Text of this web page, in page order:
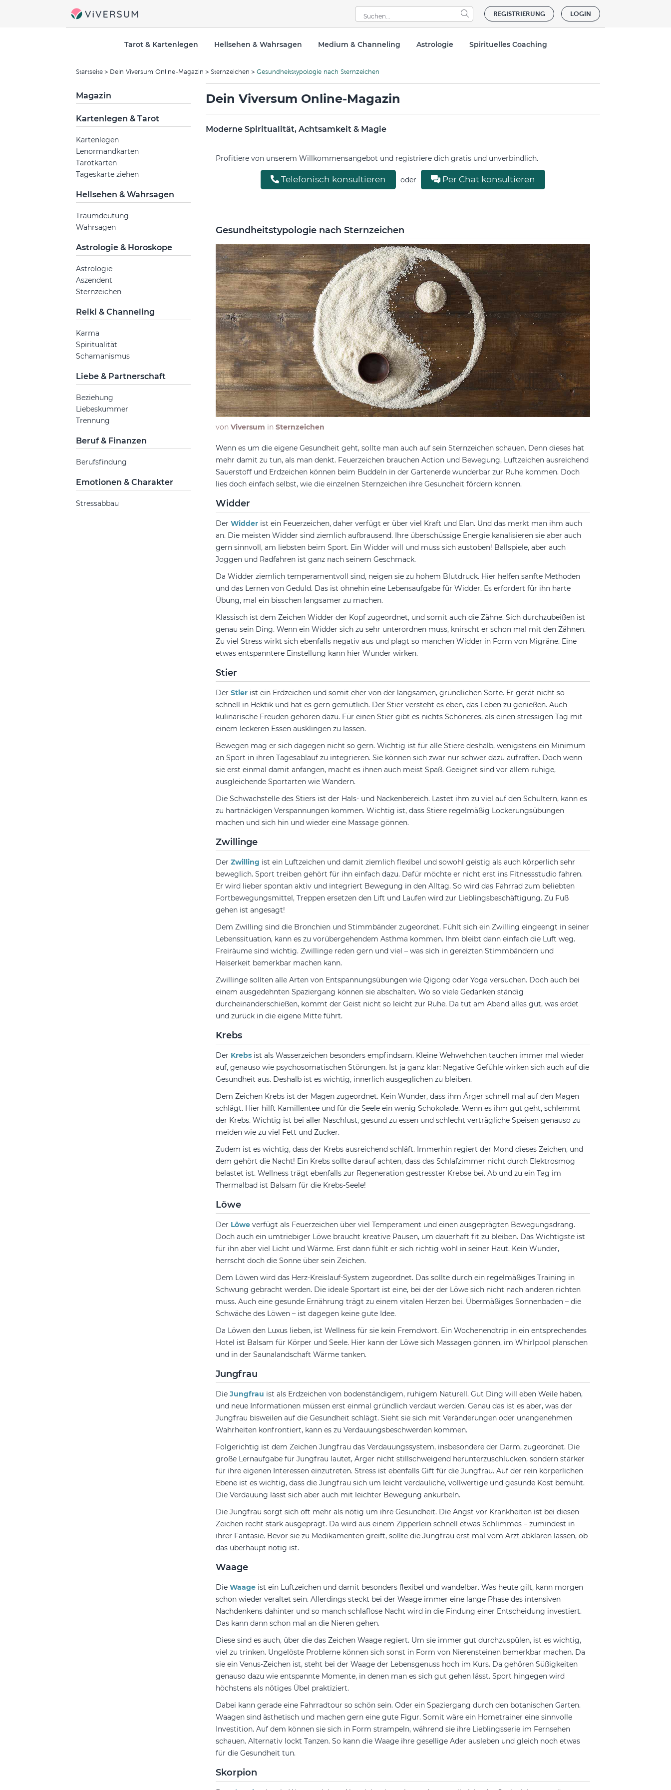
REGISTRIERUNG LOGIN
Tarot & Kartenlegen Hellsehen & Wahrsagen Medium & Channeling Astrologie Spirituelles Coaching
Startseite Dein Viversum Online-Magazin Sternzeichen Gesundheitstypologie nach Sternzeichen
Magazin
Kartenlegen & Tarot
Kartenlegen
Lenormandkarten
Tarotkarten
Tageskarte ziehen
Hellsehen & Wahrsagen
Traumdeutung
Wahrsagen
Astrologie & Horoskope
Astrologie
Aszendent
Sternzeichen
Reiki & Channeling
Karma
Spiritualität
Schamanismus
Liebe & Partnerschaft
Beziehung
Liebeskummer
Trennung
Beruf & Finanzen
Berufsfindung
Emotionen & Charakter
Stressabbau
Dein Viversum Online-Magazin
Moderne Spiritualität, Achtsamkeit & Magie
Profitiere von unserem Willkommensangebot und registriere dich gratis und unverbindlich.
Telefonisch konsultieren oder Per Chat konsultieren
Gesundheitstypologie nach Sternzeichen
von Viversum in Sternzeichen
Wenn es um die eigene Gesundheit geht, sollte man auch auf sein Sternzeichen schauen. Denn dieses hat
mehr damit zu tun, als man denkt. Feuerzeichen brauchen Action und Bewegung, Luftzeichen ausreichend
Sauerstoff und Erdzeichen können beim Buddeln in der Gartenerde wunderbar zur Ruhe kommen. Doch
lies doch einfach selbst, wie die einzelnen Sternzeichen ihre Gesundheit fördern können.
Widder
Der Widder ist ein Feuerzeichen, daher verfügt er über viel Kraft und Elan. Und das merkt man ihm auch
an. Die meisten Widder sind ziemlich aufbrausend. Ihre überschüssige Energie kanalisieren sie aber auch
gern sinnvoll, am liebsten beim Sport. Ein Widder will und muss sich austoben! Ballspiele, aber auch
Joggen und Radfahren ist ganz nach seinem Geschmack.
Da Widder ziemlich temperamentvoll sind, neigen sie zu hohem Blutdruck. Hier helfen sanfte Methoden
und das Lernen von Geduld. Das ist ohnehin eine Lebensaufgabe für Widder. Es erfordert für ihn harte
Übung, mal ein bisschen langsamer zu machen.
Klassisch ist dem Zeichen Widder der Kopf zugeordnet, und somit auch die Zähne. Sich durchzubeißen ist
genau sein Ding. Wenn ein Widder sich zu sehr unterordnen muss, knirscht er schon mal mit den Zähnen.
Zu viel Stress wirkt sich ebenfalls negativ aus und plagt so manchen Widder in Form von Migräne. Eine
etwas entspanntere Einstellung kann hier Wunder wirken.
Stier
Der Stier ist ein Erdzeichen und somit eher von der langsamen, gründlichen Sorte. Er gerät nicht so
schnell in Hektik und hat es gern gemütlich. Der Stier versteht es eben, das Leben zu genießen. Auch
kulinarische Freuden gehören dazu. Für einen Stier gibt es nichts Schöneres, als einen stressigen Tag mit
einem leckeren Essen ausklingen zu lassen.
Bewegen mag er sich dagegen nicht so gern. Wichtig ist für alle Stiere deshalb, wenigstens ein Minimum
an Sport in ihren Tagesablauf zu integrieren. Sie können sich zwar nur schwer dazu aufraffen. Doch wenn
sie erst einmal damit anfangen, macht es ihnen auch meist Spaß. Geeignet sind vor allem ruhige,
ausgleichende Sportarten wie Wandern.
Die Schwachstelle des Stiers ist der Hals- und Nackenbereich. Lastet ihm zu viel auf den Schultern, kann es
zu hartnäckigen Verspannungen kommen. Wichtig ist, dass Stiere regelmäßig Lockerungsübungen
machen und sich hin und wieder eine Massage gönnen.
Zwillinge
Der Zwilling ist ein Luftzeichen und damit ziemlich flexibel und sowohl geistig als auch körperlich sehr
beweglich. Sport treiben gehört für ihn einfach dazu. Dafür möchte er nicht erst ins Fitnessstudio fahren.
Er wird lieber spontan aktiv und integriert Bewegung in den Alltag. So wird das Fahrrad zum beliebten
Fortbewegungsmittel, Treppen ersetzen den Lift und Laufen wird zur Lieblingsbeschäftigung. Zu Fuß
gehen ist angesagt!
Dem Zwilling sind die Bronchien und Stimmbänder zugeordnet. Fühlt sich ein Zwilling eingeengt in seiner
Lebenssituation, kann es zu vorübergehendem Asthma kommen. Ihm bleibt dann einfach die Luft weg.
Freiräume sind wichtig. Zwillinge reden gern und viel – was sich in gereizten Stimmbändern und
Heiserkeit bemerkbar machen kann.
Zwillinge sollten alle Arten von Entspannungsübungen wie Qigong oder Yoga versuchen. Doch auch bei
einem ausgedehnten Spaziergang können sie abschalten. Wo so viele Gedanken ständig
durcheinanderschießen, kommt der Geist nicht so leicht zur Ruhe. Da tut am Abend alles gut, was erdet
und zurück in die eigene Mitte führt.
Krebs
Der Krebs ist als Wasserzeichen besonders empfindsam. Kleine Wehwehchen tauchen immer mal wieder
auf, genauso wie psychosomatischen Störungen. Ist ja ganz klar: Negative Gefühle wirken sich auch auf die
Gesundheit aus. Deshalb ist es wichtig, innerlich ausgeglichen zu bleiben.
Dem Zeichen Krebs ist der Magen zugeordnet. Kein Wunder, dass ihm Ärger schnell mal auf den Magen
schlägt. Hier hilft Kamillentee und für die Seele ein wenig Schokolade. Wenn es ihm gut geht, schlemmt
der Krebs. Wichtig ist bei aller Naschlust, gesund zu essen und schlecht verträgliche Speisen genauso zu
meiden wie zu viel Fett und Zucker.
Zudem ist es wichtig, dass der Krebs ausreichend schläft. Immerhin regiert der Mond dieses Zeichen, und
dem gehört die Nacht! Ein Krebs sollte darauf achten, dass das Schlafzimmer nicht durch Elektrosmog
belastet ist. Wellness trägt ebenfalls zur Regeneration gestresster Krebse bei. Ab und zu ein Tag im
Thermalbad ist Balsam für die Krebs-Seele!
Löwe
Der Löwe verfügt als Feuerzeichen über viel Temperament und einen ausgeprägten Bewegungsdrang.
Doch auch ein umtriebiger Löwe braucht kreative Pausen, um dauerhaft fit zu bleiben. Das Wichtigste ist
für ihn aber viel Licht und Wärme. Erst dann fühlt er sich richtig wohl in seiner Haut. Kein Wunder,
herrscht doch die Sonne über sein Zeichen.
Dem Löwen wird das Herz-Kreislauf-System zugeordnet. Das sollte durch ein regelmäßiges Training in
Schwung gebracht werden. Die ideale Sportart ist eine, bei der der Löwe sich nicht nach anderen richten
muss. Auch eine gesunde Ernährung trägt zu einem vitalen Herzen bei. Übermäßiges Sonnenbaden – die
Schwäche des Löwen – ist dagegen keine gute Idee.
Da Löwen den Luxus lieben, ist Wellness für sie kein Fremdwort. Ein Wochenendtrip in ein entsprechendes
Hotel ist Balsam für Körper und Seele. Hier kann der Löwe sich Massagen gönnen, im Whirlpool planschen
und in der Saunalandschaft Wärme tanken.
Jungfrau
Die Jungfrau ist als Erdzeichen von bodenständigem, ruhigem Naturell. Gut Ding will eben Weile haben,
und neue Informationen müssen erst einmal gründlich verdaut werden. Genau das ist es aber, was der
Jungfrau bisweilen auf die Gesundheit schlägt. Sieht sie sich mit Veränderungen oder unangenehmen
Wahrheiten konfrontiert, kann es zu Verdauungsbeschwerden kommen.
Folgerichtig ist dem Zeichen Jungfrau das Verdauungssystem, insbesondere der Darm, zugeordnet. Die
große Lernaufgabe für Jungfrau lautet, Ärger nicht stillschweigend herunterzuschlucken, sondern stärker
für ihre eigenen Interessen einzutreten. Stress ist ebenfalls Gift für die Jungfrau. Auf der rein körperlichen
Ebene ist es wichtig, dass die Jungfrau sich um leicht verdauliche, vollwertige und gesunde Kost bemüht.
Die Verdauung lässt sich aber auch mit leichter Bewegung ankurbeln.
Die Jungfrau sorgt sich oft mehr als nötig um ihre Gesundheit. Die Angst vor Krankheiten ist bei diesen
Zeichen recht stark ausgeprägt. Da wird aus einem Zipperlein schnell etwas Schlimmes – zumindest in
ihrer Fantasie. Bevor sie zu Medikamenten greift, sollte die Jungfrau erst mal vom Arzt abklären lassen, ob
das überhaupt nötig ist.
Waage
Die Waage ist ein Luftzeichen und damit besonders flexibel und wandelbar. Was heute gilt, kann morgen
schon wieder veraltet sein. Allerdings steckt bei der Waage immer eine lange Phase des intensiven
Nachdenkens dahinter und so manch schlaflose Nacht wird in die Findung einer Entscheidung investiert.
Das kann dann schon mal an die Nieren gehen.
Diese sind es auch, über die das Zeichen Waage regiert. Um sie immer gut durchzuspülen, ist es wichtig,
viel zu trinken. Ungelöste Probleme können sich sonst in Form von Nierensteinen bemerkbar machen. Da
sie ein Venus-Zeichen ist, steht bei der Waage der Lebensgenuss hoch im Kurs. Da gehören Süßigkeiten
genauso dazu wie entspannte Momente, in denen man es sich gut gehen lässt. Sport hingegen wird
höchstens als nötiges Übel praktiziert.
Dabei kann gerade eine Fahrradtour so schön sein. Oder ein Spaziergang durch den botanischen Garten.
Waagen sind ästhetisch und machen gern eine gute Figur. Somit wäre ein Hometrainer eine sinnvolle
Investition. Auf dem können sie sich in Form strampeln, während sie ihre Lieblingsserie im Fernsehen
schauen. Alternativ lockt Tanzen. So kann die Waage ihre gesellige Ader ausleben und gleich noch etwas
für die Gesundheit tun.
Skorpion